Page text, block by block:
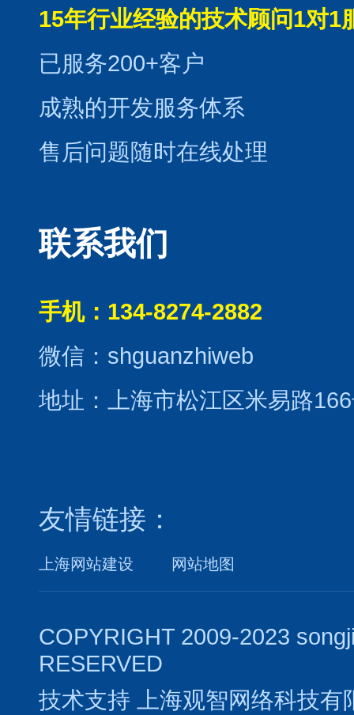
15年行业经验的技术顾问1对1
已服务200+客户
成熟的开发服务体系
售后问题随时在线处理
联系我们
手机：134-8274-2882
微信：shguanzhiweb
地址：上海市松江区米易路
友情链接：
上海网站建设 网站地图
COPYRIGHT 2009-2023
RESERVED
技术支持
上海观智网络科技有